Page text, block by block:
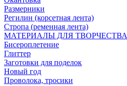
Размерники
Регилин (корсетная лента)
Стропа (ременная лента)
МАТЕРИАЛЫ ДЛЯ ТВОРЧЕСТВА
Бисероплетение
Глиттер
Заготовки для поделок
Новый год
Проволока, тросики